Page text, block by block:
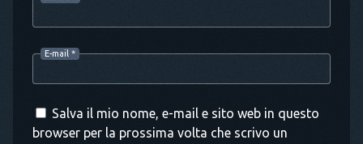
E-mail *
Salva il mio nome, e-mail e sito web in questo
browser per la prossima volta che scrivo un